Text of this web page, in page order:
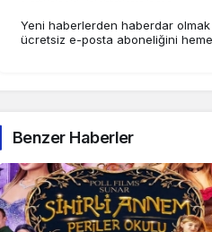
Yeni haberlerden haberdar olmak
ücretsiz e-posta aboneliğini
Benzer Haberler